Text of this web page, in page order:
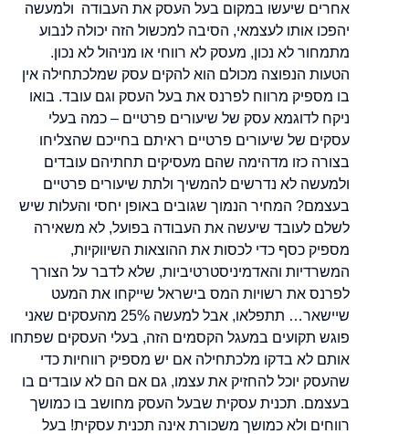
אחרים שיעשו במקום בעל העסק את העבודה ולמעשה
יהפכו אותו לעצמאי, הסיבה למכשול הזה יכולה לנבוע
מתמחור לא נכון, מעסק לא רווחי או מניהול לא נכון.
הטעות הנפוצה מכולם הוא להקים עסק שמלכתחילה אין
בו מספיק מרווח לפרנס את בעל העסק וגם עובד. בואו
ניקח לדוגמא עסק של שיעורים פרטיים – כמה בעלי
עסקים של שיעורים פרטיים ראיתם בחייכם שהצליחו
בצורה כזו מדהימה שהם מעסיקים תחתיהם עובדים
ולמעשה לא נדרשים להמשיך ולתת שיעורים פרטיים
בעצמם? המחיר הנמוך שגובים באופן יחסי והעלות שיש
לשלם לעובד שיעשה את העבודה בפועל, לא משאירה
מספיק כסף כדי לכסות את ההוצאות השיווקיות,
המשרדיות והאדמיניסטרטיביות, שלא לדבר על הצורך
לפרנס את רשויות המס בישראל שייקחו את המעט
שיישאר… תתפלאו, אבל למעשה 25% מהעסקים שאני
פוגש תקועים במעגל הקסמים הזה, בעלי העסקים שפתחו
אותם לא בדקו מלכתחילה אם יש מספיק רווחיות כדי
שהעסק יוכל להחזיק את עצמו, גם אם הם לא עובדים בו
בעצמם. תכנית עסקית שבעל העסק מחושב בו כמושך
רווחים ולא כמושך משכורת אינה תכנית עסקית! בעל